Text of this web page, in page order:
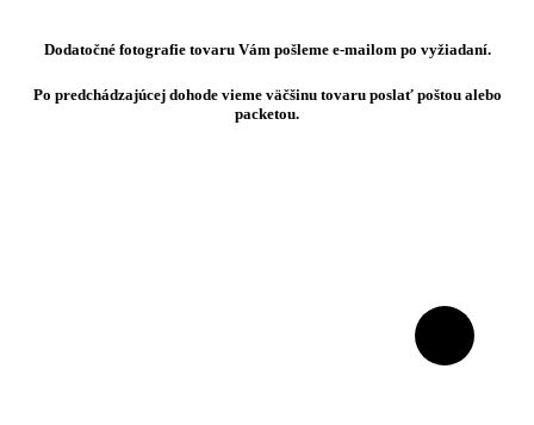
Dodatočné fotografie tovaru Vám pošleme e-mailom po vyžiadaní.
Po predchádzajúcej dohode vieme väčšinu tovaru poslať poštou alebo
packetou.